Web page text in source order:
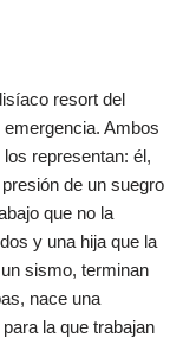
resort del
Ambos
representan: él,
de un suegro
que no la
y una hija que la
sismo, terminan
nace una
la que trabajan